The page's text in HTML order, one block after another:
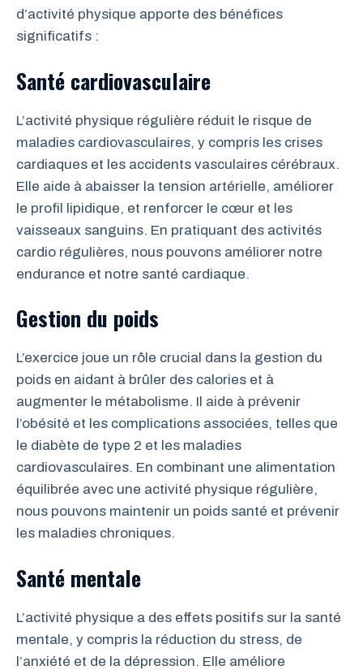
d’activité physique apporte des bénéfices
significatifs :
Santé cardiovasculaire
L’activité physique régulière réduit le risque de
maladies cardiovasculaires, y compris les crises
cardiaques et les accidents vasculaires cérébraux.
Elle aide à abaisser la tension artérielle, améliorer
le profil lipidique, et renforcer le cœur et les
vaisseaux sanguins. En pratiquant des activités
cardio régulières, nous pouvons améliorer notre
endurance et notre santé cardiaque.
Gestion du poids
L’exercice joue un rôle crucial dans la gestion du
poids en aidant à brûler des calories et à
augmenter le métabolisme. Il aide à prévenir
l’obésité et les complications associées, telles que
le diabète de type 2 et les maladies
cardiovasculaires. En combinant une alimentation
équilibrée avec une activité physique régulière,
nous pouvons maintenir un poids santé et prévenir
les maladies chroniques.
Santé mentale
L’activité physique a des effets positifs sur la santé
mentale, y compris la réduction du stress, de
l’anxiété et de la dépression. Elle améliore